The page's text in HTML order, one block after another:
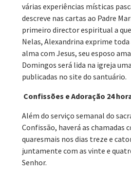
várias experiências místicas
descreve nas cartas ao Padre
primeiro director espiritual a
Nelas, Alexandrina exprime toda
alma com Jesus, seu esposo
Domingos será lida na igreja
publicadas no site do santuário.
Confissões e Adoração 24
Além do serviço semanal do
Confissão, haverá as chamadas
quaresmais nos dias treze e
juntamente com as vinte e
Senhor.